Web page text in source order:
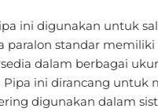
ini digunakan untuk
paralon standar memiliki
dalam berbagai
Pipa ini dirancang untuk
digunakan dalam